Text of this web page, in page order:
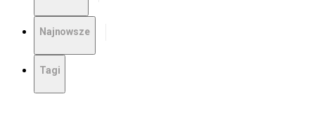
Najnowsze
Tagi